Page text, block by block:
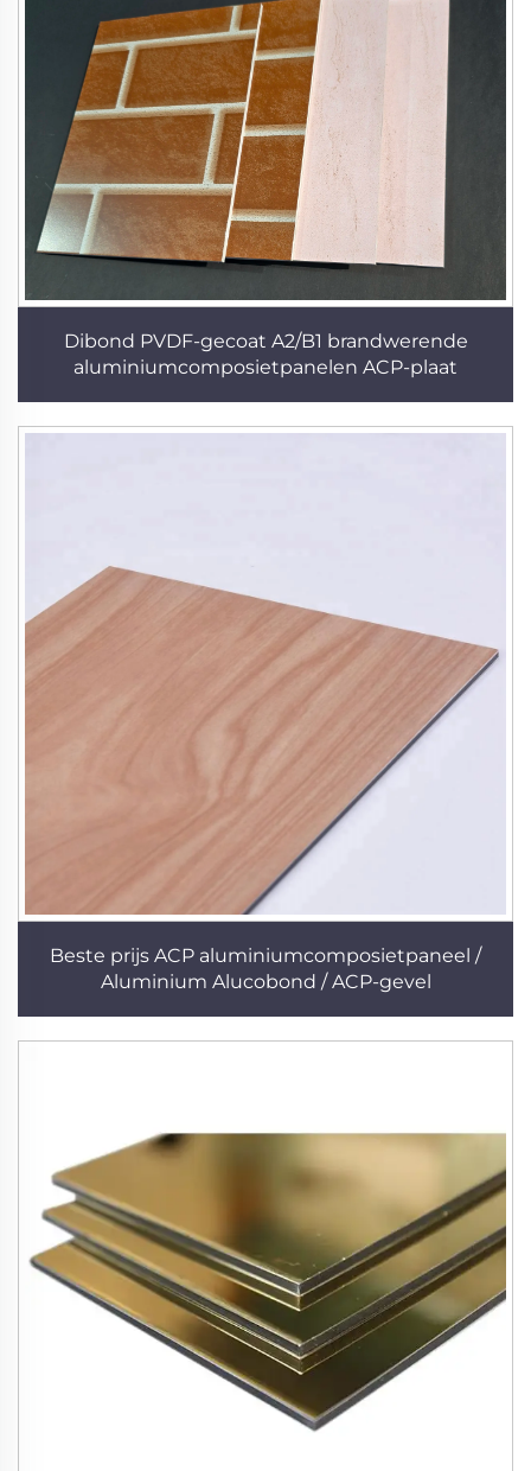
Dibond PVDF-gecoat A2/B1 brandwerende
aluminiumcomposietpanelen ACP-plaat
Beste prijs ACP aluminiumcomposietpaneel /
Aluminium Alucobond / ACP-gevel